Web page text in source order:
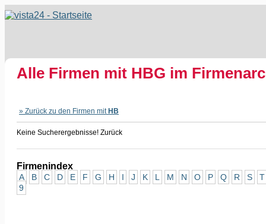
Alle Firmen mit HBG im
» Zurück zu den Firmen mit HB
Keine Sucherergebnisse! Zurück
Firmenindex
A B C D E F G H I J K L M N O P Q R S
T
9